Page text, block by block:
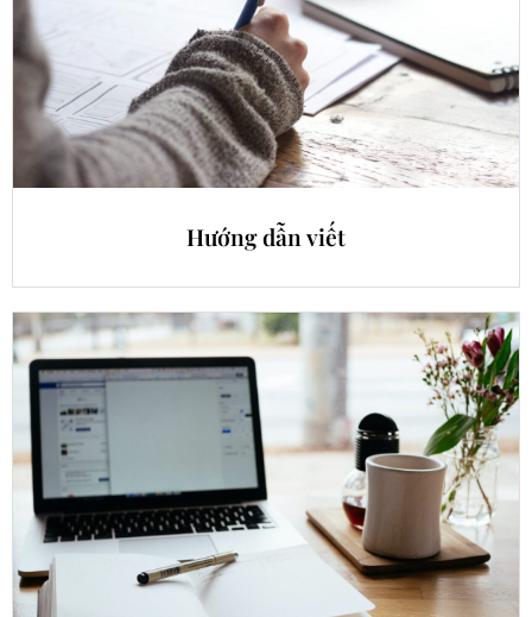
Hướng dẫn viết